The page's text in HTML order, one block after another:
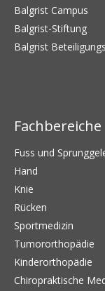
Balgrist Campus
Balgrist-Stiftung
Balgrist
Fachbereiche
Fuss und
Hand
Knie
Rücken
Sportmedizin
Tumororthopädie
Kinderorthopädie
Chiropraktische